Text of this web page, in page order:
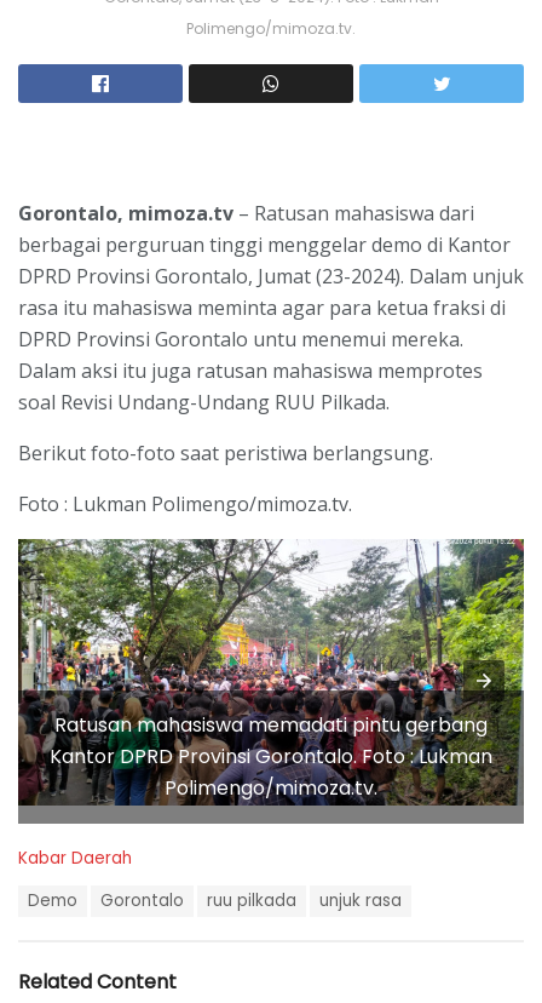
Polimengo/mimoza.tv.
Gorontalo, mimoza.tv – Ratusan mahasiswa dari
berbagai perguruan tinggi menggelar demo di Kantor
DPRD Provinsi Gorontalo, Jumat (23-2024). Dalam unjuk
rasa itu mahasiswa meminta agar para ketua fraksi di
DPRD Provinsi Gorontalo untu menemui mereka.
Dalam aksi itu juga ratusan mahasiswa memprotes
soal Revisi Undang-Undang RUU Pilkada.
Berikut foto-foto saat peristiwa berlangsung.
Foto : Lukman Polimengo/mimoza.tv.
Ratusan mahasiswa memadati pintu gerbang
Kantor DPRD Provinsi Gorontalo. Foto : Lukman
Polimengo/mimoza.tv.
C
r
Kabar Daerah
:
Demo Gorontalo ruu pilkada unjuk rasa
Related Content